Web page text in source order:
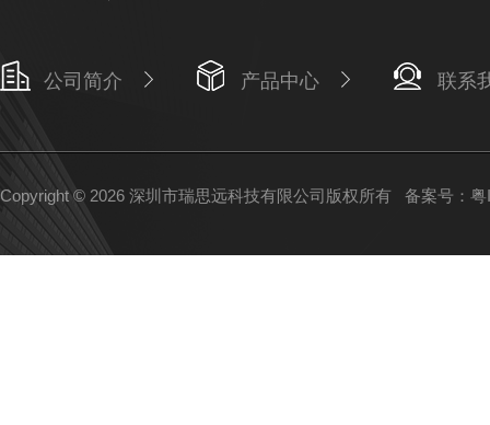
公司简介 产品中心 联系
Copyright © 2026 深圳市瑞思远科技有限公司版权所有 备案号：